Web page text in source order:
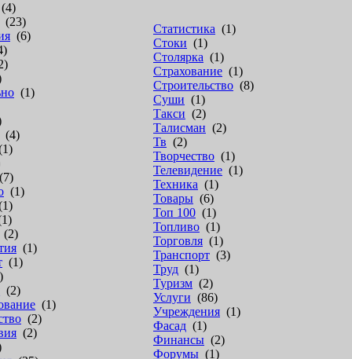
(4)
(23)
(6)
(1)
(4)
(7)
(1)
(2)
(1)
(1)
(2)
(1)
(2)
(2)
Статистика (1)
Стоки (1)
Столярка (1)
Страхование (1)
Строительство (8)
Суши (1)
Такси (2)
Талисман (2)
Тв (2)
Творчество (1)
Телевидение (1)
Техника (1)
Товары (6)
Топ 100 (1)
Топливо (1)
Торговля (1)
Транспорт (3)
Труд (1)
Туризм (2)
Услуги (86)
Учреждения (1)
Фасад (1)
Финансы (2)
Форумы (1)